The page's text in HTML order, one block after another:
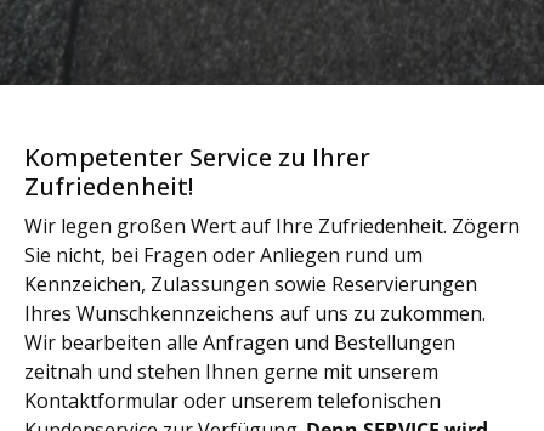
Kompetenter Service zu Ihrer
Zufriedenheit!
Wir legen großen Wert auf Ihre Zufriedenheit. Zögern
Sie nicht, bei Fragen oder Anliegen rund um
Kennzeichen, Zulassungen sowie Reservierungen
Ihres Wunschkennzeichens auf uns zu zukommen.
Wir bearbeiten alle Anfragen und Bestellungen
zeitnah und stehen Ihnen gerne mit unserem
Kontaktformular oder unserem telefonischen